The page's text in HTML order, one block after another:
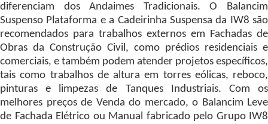
diferenciam dos Andaimes Tradicionais. O Balancim
Suspenso Plataforma e a Cadeirinha Suspensa da IW8 são
recomendados para trabalhos externos em Fachadas de
Obras da Construção Civil, como prédios residenciais e
comerciais, e também podem atender projetos específicos,
tais como trabalhos de altura em torres eólicas, reboco,
pinturas e limpezas de Tanques Industriais. Com os
melhores preços de Venda do mercado, o Balancim Leve
de Fachada Elétrico ou Manual fabricado pelo Grupo IW8